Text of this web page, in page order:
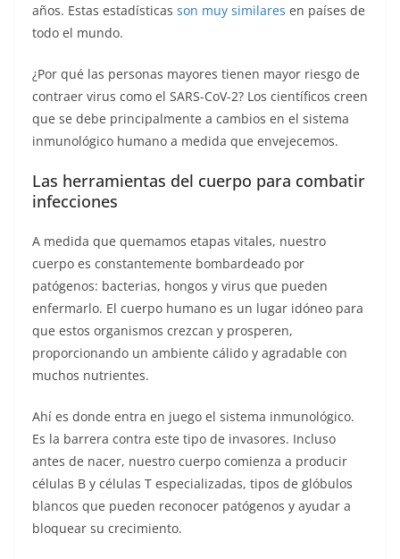
años. Estas estadísticas son muy similares en países de
todo el mundo.
¿Por qué las personas mayores tienen mayor riesgo de
contraer virus como el SARS-CoV-2? Los científicos creen
que se debe principalmente a cambios en el sistema
inmunológico humano a medida que envejecemos.
Las herramientas del cuerpo para combatir
infecciones
A medida que quemamos etapas vitales, nuestro
cuerpo es constantemente bombardeado por
patógenos: bacterias, hongos y virus que pueden
enfermarlo. El cuerpo humano es un lugar idóneo para
que estos organismos crezcan y prosperen,
proporcionando un ambiente cálido y agradable con
muchos nutrientes.
Ahí es donde entra en juego el sistema inmunológico.
Es la barrera contra este tipo de invasores. Incluso
antes de nacer, nuestro cuerpo comienza a producir
células B y células T especializadas, tipos de glóbulos
blancos que pueden reconocer patógenos y ayudar a
bloquear su crecimiento.